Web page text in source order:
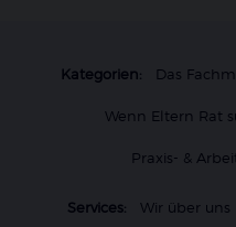
Kategorien: Das
Wenn Eltern Rat
Praxis- &
Services: Wir über uns